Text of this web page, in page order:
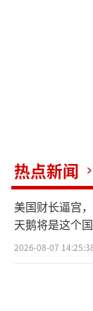
热点新闻
美国财长逼宫
天鹅将是这个
2026-08-07